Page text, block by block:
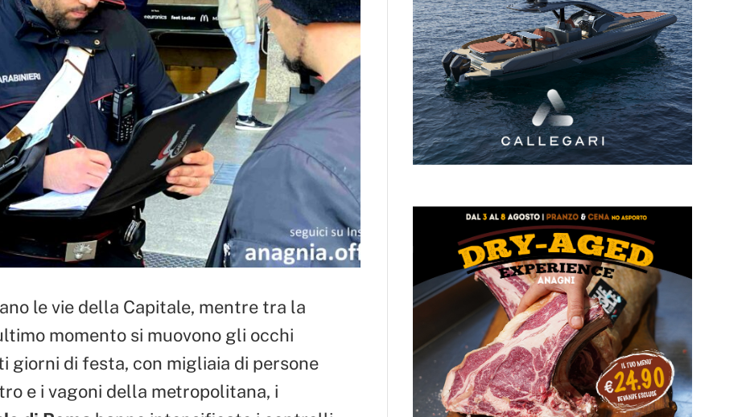
le vie della Capitale, mentre tra la
momento si muovono gli occhi
giorni di festa, con migliaia di persone
e i vagoni della metropolitana, i